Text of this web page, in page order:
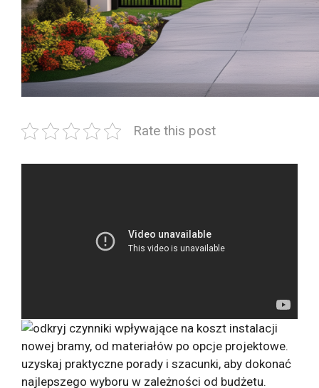
Rate this post